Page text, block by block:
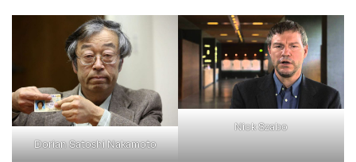
Dorian Satoshi Nakamoto
Nick Szabo